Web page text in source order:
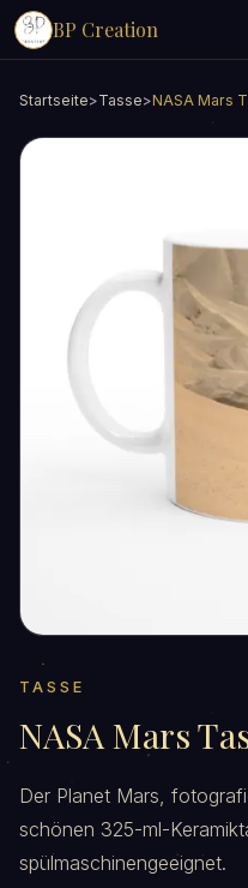
BP Creation
Startseite>Tasse>NASA Mars
TASSE
NASA Mars
Der Planet Mars,
schönen 325-ml-
spülmaschinengeeignet.